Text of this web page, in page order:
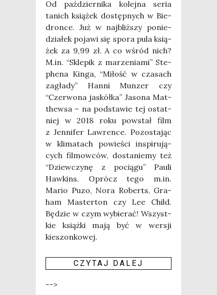
Od paź­dzier­ni­ka kolej­na seria
tanich ksią­żek dostęp­nych w Bie­
dron­ce. Już w naj­bliż­szy ponie­
dzia­łek poja­wi się spo­ra pula ksią­
żek za 9,99 zł. A co wśród nich?
M.in. “Skle­pik z marze­nia­mi” Ste­
phe­na Kin­ga, “Miłość w cza­sach
zagła­dy” Han­ni Mun­zer czy
“Czer­wo­na jaskół­ka” Jaso­na Mat­
thew­sa – na pod­sta­wie tej ostat­
niej w 2018 roku powstał film
z Jen­ni­fer Law­ren­ce. Pozo­sta­jąc
w kli­ma­tach powie­ści inspi­ru­ją­
cych fil­mow­ców, dosta­nie­my też
“Dziew­czy­nę z pocią­gu” Pau­li
Haw­kins. Oprócz tego m.in.
Mario Puzo, Nora Roberts, Gra­
ham Master­ton czy Lee Child.
Będzie w czym wybie­rać! Wszyst­
kie książ­ki mają być w wer­sji
kieszonkowej.
CZY­TAJ DALEJ
-->